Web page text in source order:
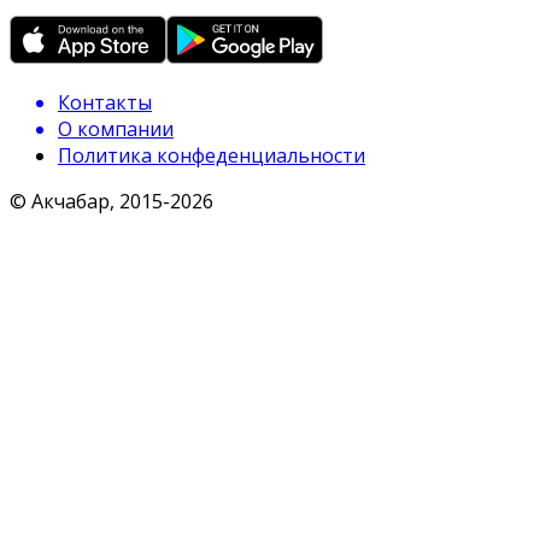
Контакты
О компании
Политика конфеденциальности
© Акчабар, 2015-2026